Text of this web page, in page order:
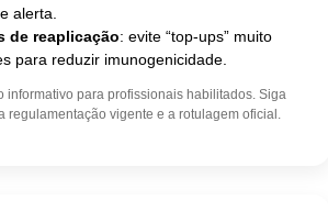
alerta.
de reaplicação: evite “top-ups” muito
para reduzir imunogenicidade.
informativo para profissionais habilitados. Siga
regulamentação vigente e a rotulagem oficial.